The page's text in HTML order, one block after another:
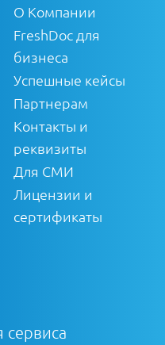
О Компании
FreshDoc для
бизнеса
Успешные кейсы
Партнерам
Контакты и
реквизиты
Для СМИ
Лицензии и
сертификаты
сервиса